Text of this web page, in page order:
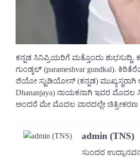
ಕನ್ನಡ ಸಿನಿಪ್ರಿಯರಿಗೆ ಮತ್ತೊಂದು
ಗುಂಡ್ಕಲ್ (parameshvar gundkal).
ಜಿಯೋ ಸ್ಟುಡಿಯೋಸ್ (ಕನ್ನಡ) ಮುಖ್ಯಸ್ಥರಾಗಿ
Dhananjaya) ನಾಯಕನಾಗಿ ಇವರ ಮೊದಲ
ಅಂದರೆ ಮೇ ಮೊದಲ ವಾರದಲ್ಲೇ ಚಿತ್ರೀಕರಣ
admin (TNS)
ಸುಂದರ